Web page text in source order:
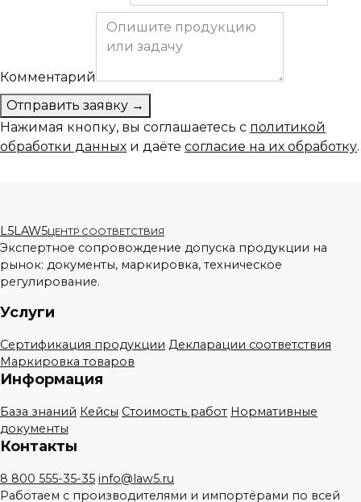
Комментарий
Отправить заявку →
Нажимая кнопку, вы соглашаетесь с политикой
обработки данных и даёте согласие на их обработку.
L5LAW5ЦЕНТР СООТВЕТСТВИЯ
Экспертное сопровождение допуска продукции на
рынок: документы, маркировка, техническое
регулирование.
Услуги
Сертификация продукции Декларации соответствия
Маркировка товаров
Информация
База знаний Кейсы Стоимость работ Нормативные
документы
Контакты
8 800 555-35-35 info@law5.ru
Работаем с производителями и импортёрами по всей